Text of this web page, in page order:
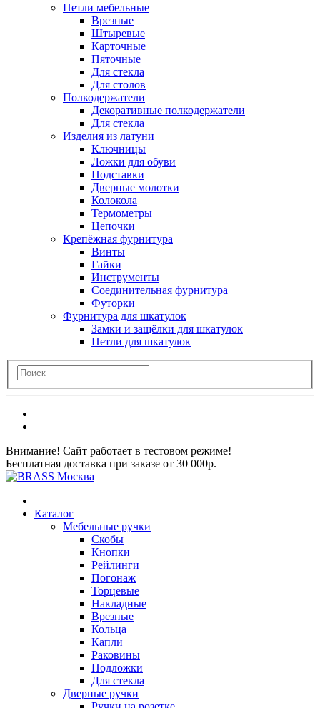
Петли мебельные
Врезные
Штыревые
Карточные
Пяточные
Для стекла
Для столов
Полкодержатели
Декоративные полкодержатели
Для стекла
Изделия из латуни
Ключницы
Ложки для обуви
Подставки
Дверные молотки
Колокола
Термометры
Цепочки
Крепёжная фурнитура
Винты
Гайки
Инструменты
Соединительная фурнитура
Футорки
Фурнитура для шкатулок
Замки и защёлки для шкатулок
Петли для шкатулок
Внимание! Сайт работает в тестовом режиме!
Бесплатная доставка при заказе от 30 000р.
Каталог
Мебельные ручки
Скобы
Кнопки
Рейлинги
Погонаж
Торцевые
Накладные
Врезные
Кольца
Капли
Раковины
Подложки
Для стекла
Дверные ручки